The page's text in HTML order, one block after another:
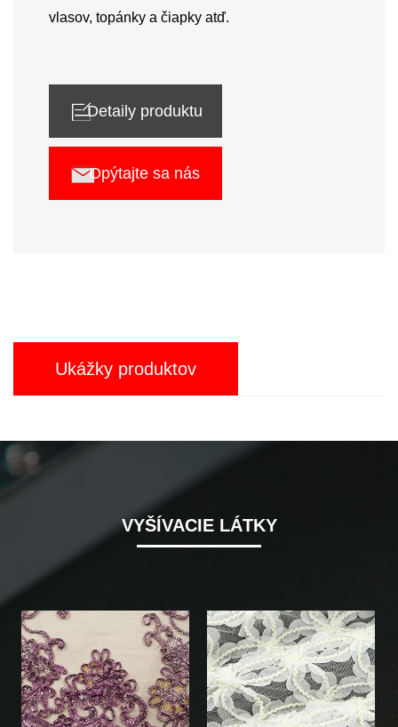
vlasov, topánky a čiapky atď.
Detaily produktu
Opýtajte sa nás
Ukážky produktov
VYŠÍVACIE LÁTKY